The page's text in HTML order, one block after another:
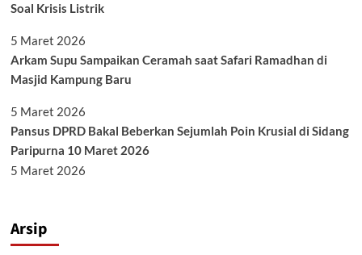
Soal Krisis Listrik
5 Maret 2026
Arkam Supu Sampaikan Ceramah saat Safari Ramadhan di
Masjid Kampung Baru
5 Maret 2026
Pansus DPRD Bakal Beberkan Sejumlah Poin Krusial di Sidang
Paripurna 10 Maret 2026
5 Maret 2026
Arsip